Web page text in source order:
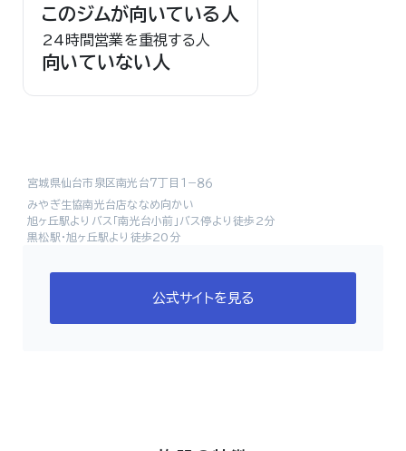
このジムが向いている人
24時間営業を重視する人
向いていない人
宮城県仙台市泉区南光台７丁目１−８６
みやぎ生協南光台店ななめ向かい
旭ヶ丘駅よりバス「南光台小前」バス停より徒歩2分
黒松駅・旭ヶ丘駅より徒歩20分
公式サイトを見る